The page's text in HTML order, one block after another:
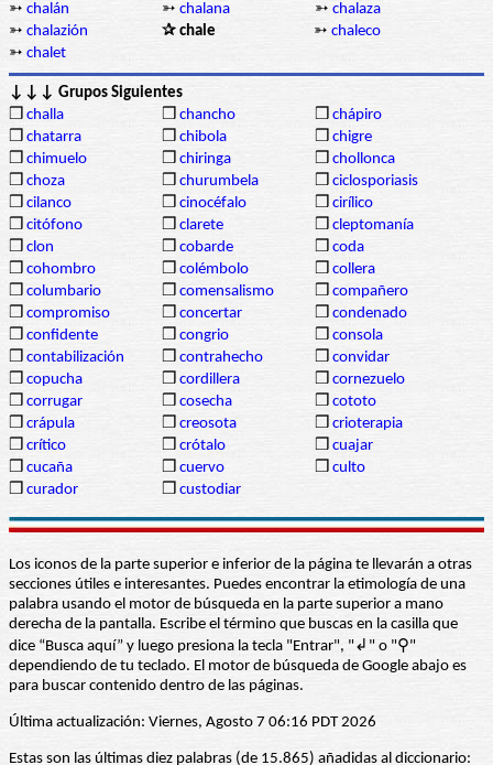
➳ chalán ➳ chalana ➳ chalaza
➳ chalazión ✰ chale ➳ chaleco
➳ chalet
↓↓↓ Grupos Siguientes
❒ challa ❒ chancho ❒ chápiro
❒ chatarra ❒ chibola ❒ chigre
❒ chimuelo ❒ chiringa ❒ chollonca
❒ choza ❒ churumbela ❒ ciclosporiasis
❒ cilanco ❒ cinocéfalo ❒ cirílico
❒ citófono ❒ clarete ❒ cleptomanía
❒ clon ❒ cobarde ❒ coda
❒ cohombro ❒ colémbolo ❒ collera
❒ columbario ❒ comensalismo ❒ compañero
❒ compromiso ❒ concertar ❒ condenado
❒ confidente ❒ congrio ❒ consola
❒ contabilización ❒ contrahecho ❒ convidar
❒ copucha ❒ cordillera ❒ cornezuelo
❒ corrugar ❒ cosecha ❒ cototo
❒ crápula ❒ creosota ❒ crioterapia
❒ crítico ❒ crótalo ❒ cuajar
❒ cucaña ❒ cuervo ❒ culto
❒ curador ❒ custodiar
Los iconos de la parte superior e inferior de la página te llevarán a otras
secciones útiles e interesantes. Puedes encontrar la etimología de una
palabra usando el motor de búsqueda en la parte superior a mano
derecha de la pantalla. Escribe el término que buscas en la casilla que
dice “Busca aquí” y luego presiona la tecla "Entrar", "↲" o "⚲"
dependiendo de tu teclado. El motor de búsqueda de Google abajo es
para buscar contenido dentro de las páginas.
Última actualización: Viernes, Agosto 7 06:16 PDT 2026
Estas son las últimas diez palabras (de 15.865) añadidas al diccionario: